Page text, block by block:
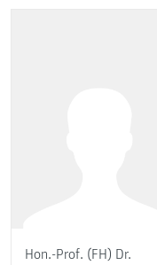
Hon.-Prof. (FH) Dr.